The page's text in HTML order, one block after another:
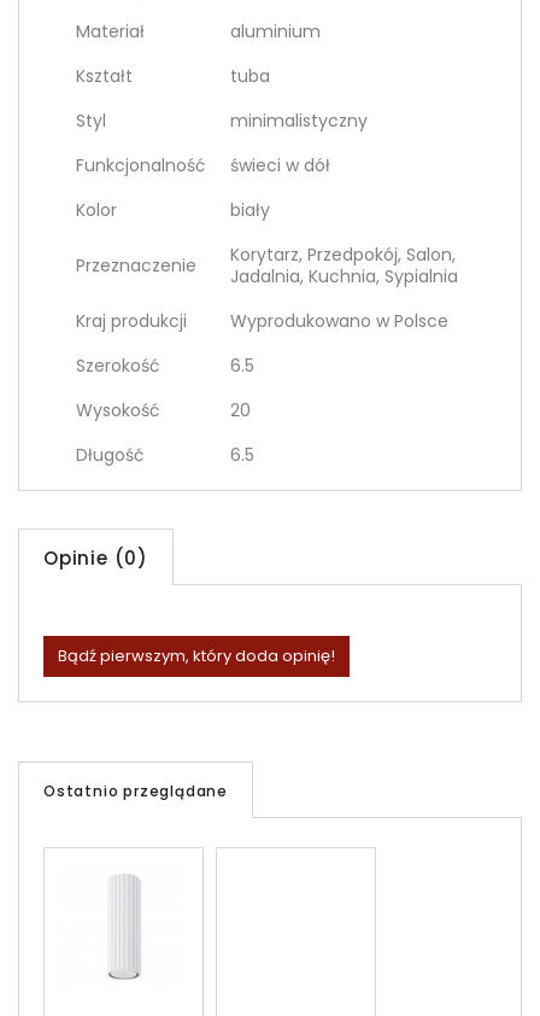
Materiał
aluminium
Kształt
tuba
Styl
minimalistyczny
Funkcjonalność
świeci w dół
Kolor
biały
Przeznaczenie
Korytarz, Przedpokój, Salon,
Jadalnia, Kuchnia, Sypialnia
Kraj produkcji
Wyprodukowano w Polsce
Szerokość
6.5
Wysokość
20
Długość
6.5
Opinie (0)
Bądź pierwszym, który doda opinię!
Ostatnio przeglądane